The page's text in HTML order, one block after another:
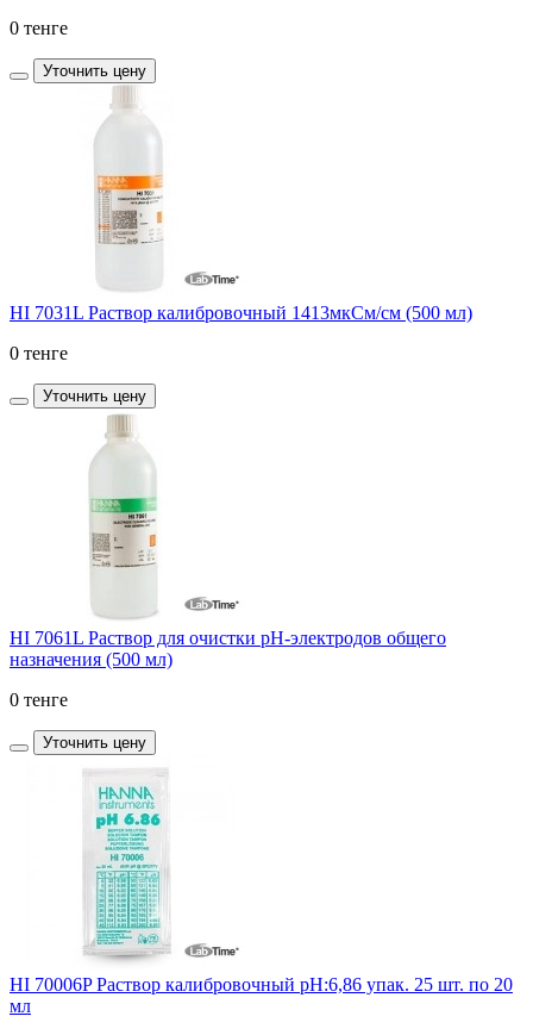
0 тенге
Уточнить цену
HI 7031L Раствор калибровочный 1413мкСм/см (500 мл)
0 тенге
Уточнить цену
HI 7061L Раствор для очистки рН-электродов общего
назначения (500 мл)
0 тенге
Уточнить цену
HI 70006P Раствор калибровочный рН:6,86 упак. 25 шт. по 20
мл